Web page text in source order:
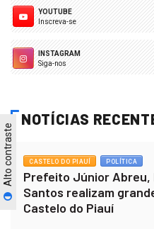
Alto contraste
YOUTUBE
Inscreva-se
INSTAGRAM
Siga-nos
NOTÍCIAS
CASTELO DO PIAUÍ POLÍTICA
Prefeito Júnior Abreu,
Santos realizam
Castelo do Piauí